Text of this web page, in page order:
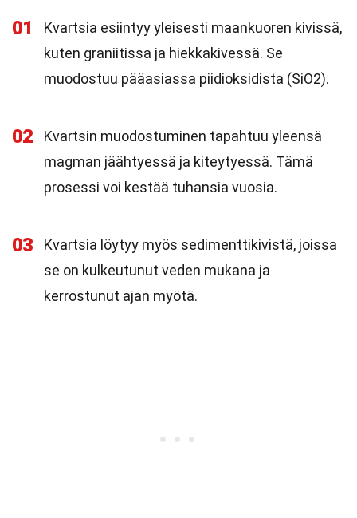
01
Kvartsia esiintyy yleisesti maankuoren kivissä,
kuten graniitissa ja hiekkakivessä. Se
muodostuu pääasiassa piidioksidista (SiO2).
02
Kvartsin muodostuminen tapahtuu yleensä
magman jäähtyessä ja kiteytyessä. Tämä
prosessi voi kestää tuhansia vuosia.
03
Kvartsia löytyy myös sedimenttikivistä, joissa
se on kulkeutunut veden mukana ja
kerrostunut ajan myötä.